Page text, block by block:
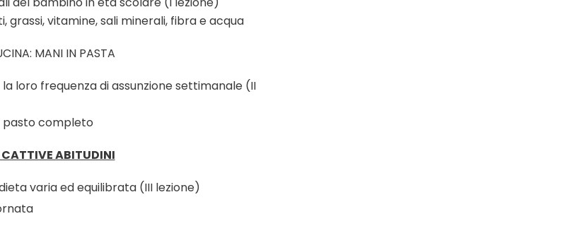
grassi, vitamine, sali minerali, fibra e acqua
MANI IN PASTA
loro frequenza di assunzione settimanale (II
completo
CATTIVE ABITUDINI
varia ed equilibrata (III lezione)